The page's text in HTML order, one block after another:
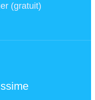
(gratuit)